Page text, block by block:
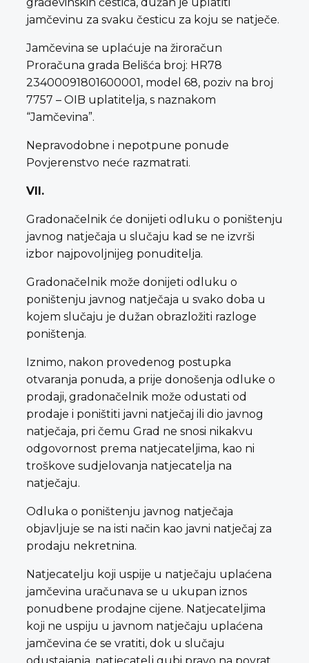
jamčevinu za svaku česticu za koju se natječe.
Jamčevina se uplaćuje na žiroračun
Proračuna grada Belišća broj: HR78
23400091801600001, model 68, poziv na broj
7757 – OIB uplatitelja, s naznakom
“Jamčevina”.
Nepravodobne i nepotpune ponude
Povjerenstvo neće razmatrati.
VII.
Gradonačelnik će donijeti odluku o poništenju
javnog natječaja u slučaju kad se ne izvrši
izbor najpovoljnijeg ponuditelja.
Gradonačelnik može donijeti odluku o
poništenju javnog natječaja u svako doba u
kojem slučaju je dužan obrazložiti razloge
poništenja.
Iznimo, nakon provedenog postupka
otvaranja ponuda, a prije donošenja odluke o
prodaji, gradonačelnik može odustati od
prodaje i poništiti javni natječaj ili dio javnog
natječaja, pri čemu Grad ne snosi nikakvu
odgovornost prema natjecateljima, kao ni
troškove sudjelovanja natjecatelja na
natječaju.
Odluka o poništenju javnog natječaja
objavljuje se na isti način kao javni natječaj za
prodaju nekretnina.
Natjecatelju koji uspije u natječaju uplaćena
jamčevina uračunava se u ukupan iznos
ponudbene prodajne cijene. Natjecateljima
koji ne uspiju u javnom natječaju uplaćena
jamčevina će se vratiti, dok u slučaju